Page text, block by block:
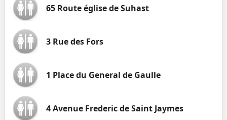
65 Route église de Suhast
3 Rue des Fors
1 Place du General de Gaulle
4 Avenue Frederic de Saint Jaymes